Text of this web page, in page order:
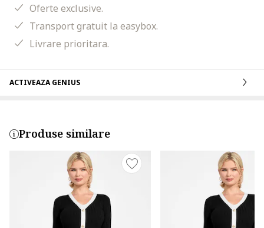
Oferte exclusive.
Transport gratuit la easybox.
Livrare prioritara.
ACTIVEAZA GENIUS
Produse similare